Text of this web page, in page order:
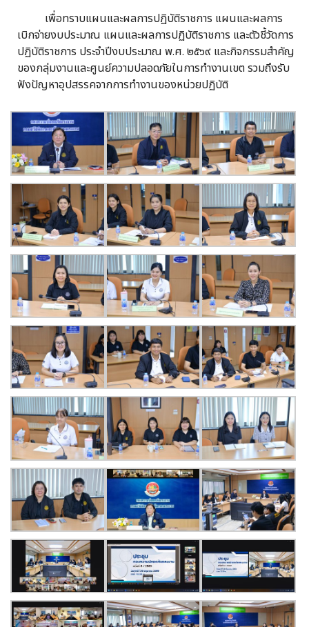
เพื่อทราบแผนและผลการปฏิบัติราชการ แผนและผลการ
เบิกจ่ายงบประมาณ แผนและผลการปฏิบัติราชการ และตัวชี้วัดการ
ปฏิบัติราชการ ประจำปีงบประมาณ พ.ศ. ๒๕๖๙ และกิจกรรมสำคัญ
ของกลุ่มงานและศูนย์ความปลอดภัยในการทำงานเขต รวมถึงรับ
ฟังปัญหาอุปสรรคจากการทำงานของหน่วยปฏิบัติ